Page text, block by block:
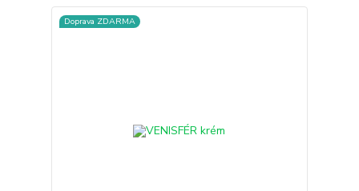
Doprava ZDARMA